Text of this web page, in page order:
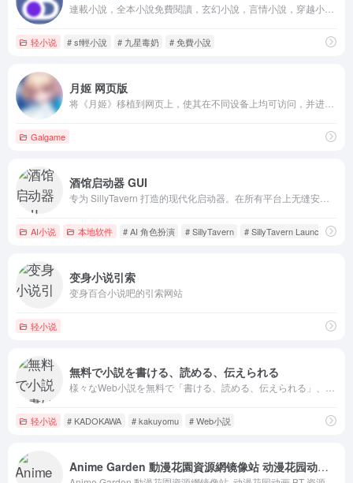
轻小说 # sf輕小說 # 九星毒奶 # 免費小說
月姬 网页版
Galgame
酒馆启动器 GUI
AI小说 本地软件 # AI 角色扮演 # SillyTavern # SillyTavern Launcher
变身小说引索
变身百合小说吧的引索网站
轻小说
無料で小説を書ける、読める、伝えられる
轻小说 # KADOKAWA # kakuyomu # Web小説
Anime Garden 動漫花園資源網镜像站 动漫花园动画 BT 资源聚合站